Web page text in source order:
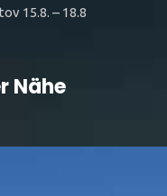
15.8. – 18.8
Nähe